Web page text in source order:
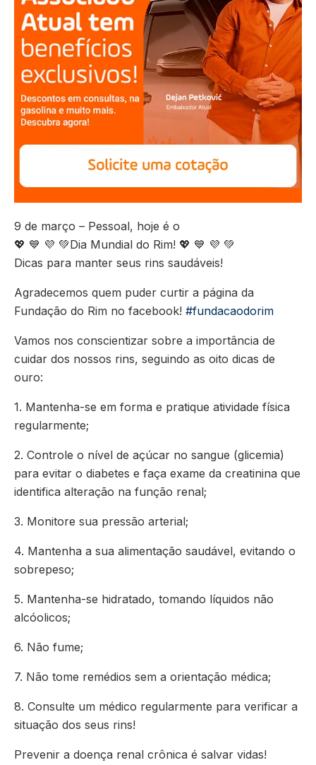
9 de março – Pessoal, hoje é o
💖 💙 💜 💚Dia Mundial do Rim! 💖 💙 💜 💚
Dicas para manter seus rins saudáveis!
Agradecemos quem puder curtir a página da
Fundação do Rim no facebook! #fundacaodorim
Vamos nos conscientizar sobre a importância de
cuidar dos nossos rins, seguindo as oito dicas de
ouro:
1. Mantenha-se em forma e pratique atividade física
regularmente;
2. Controle o nível de açúcar no sangue (glicemia)
para evitar o diabetes e faça exame da creatinina que
identifica alteração na função renal;
3. Monitore sua pressão arterial;
4. Mantenha a sua alimentação saudável, evitando o
sobrepeso;
5. Mantenha-se hidratado, tomando líquidos não
alcóolicos;
6. Não fume;
7. Não tome remédios sem a orientação médica;
8. Consulte um médico regularmente para verificar a
situação dos seus rins!
Prevenir a doença renal crônica é salvar vidas!